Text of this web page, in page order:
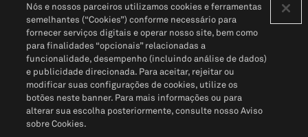
Política de PrivacidadePortal de privacidade do cliente (em inglês)
Não Venda Minhas Informações Pessoais© 2026 S&P Global
Nós e nossos parceiros utilizamos cookies e ferramentas
semelhantes (“Cookies”) conforme necessário para
fornecer serviços digitais e operar nosso site, bem como
para finalidades “opcionais” relacionadas a
funcionalidade, desempenho (incluindo análise de dados)
e publicidade direcionada. Para aceitar, rejeitar ou
modificar suas configurações de cookies, utilize os
botões neste banner. Para mais informações ou para
alterar sua escolha posteriormente, consulte nosso Aviso
sobre Cookies.